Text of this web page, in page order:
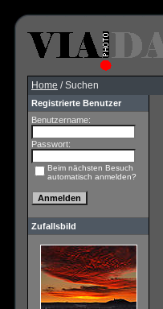
Home / Suchen
Registrierte Benutzer
Benutzername:
Passwort:
Beim nächsten Besuch
automatisch anmelden?
Zufallsbild